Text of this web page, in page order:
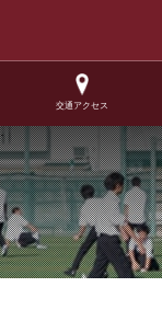
交通アクセス
.